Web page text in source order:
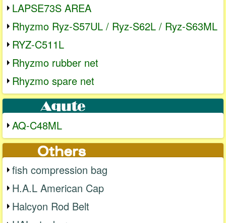
LAPSE73S AREA
Rhyzmo Ryz-S57UL / Ryz-S62L / Ryz-S63ML
RYZ-C511L
Rhyzmo rubber net
Rhyzmo spare net
AQ-C48ML
fish compression bag
H.A.L American Cap
Halcyon Rod Belt